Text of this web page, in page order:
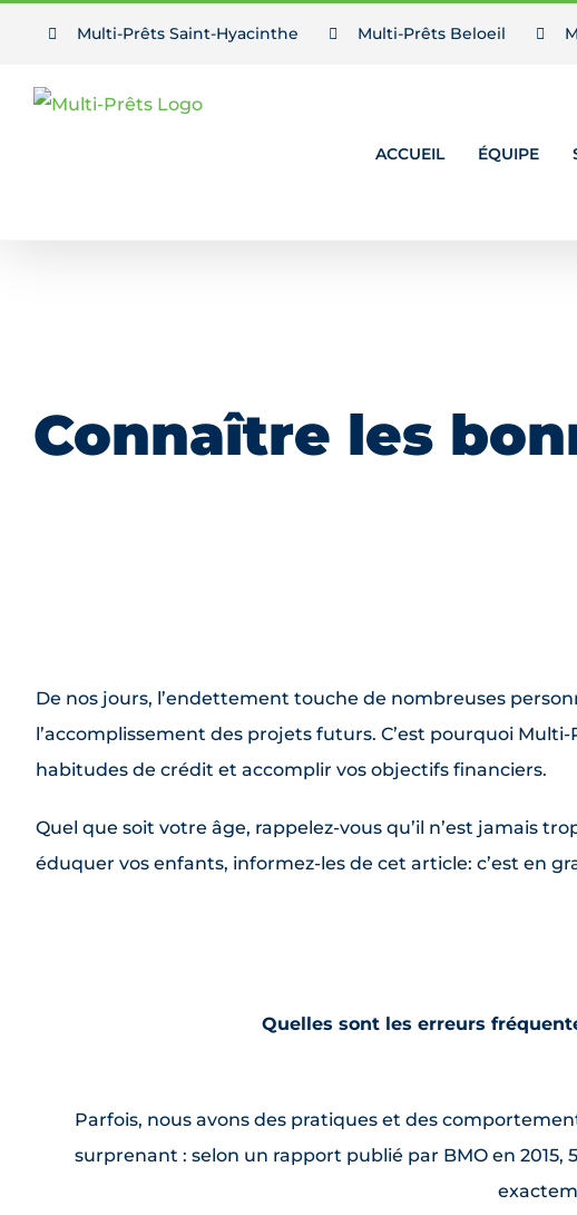
contenu
Multi-Prêts Saint-Hyacinthe Multi-Prêts Beloeil
ACCUEIL ÉQUIPE
Connaître les
De nos jours, l’endettement touche de nombreuses
l’accomplissement des projets futurs. C’est pourquoi
habitudes de crédit et accomplir vos objectifs financiers.
Quel que soit votre âge, rappelez-vous qu’il n’est jamais
éduquer vos enfants, informez-les de cet article: c’est en
Quelles sont les erreurs
Parfois, nous avons des pratiques et des
surprenant : selon un rapport publié par BMO en 2015,